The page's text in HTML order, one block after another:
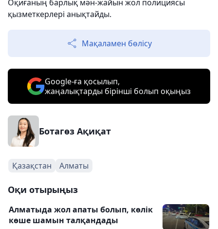
Оқиғаның барлық мән-жайын жол полициясы
қызметкерлері анықтайды.
Мақаламен бөлісу
Google-ға қосылып,
жаңалықтарды бірінші болып оқыңыз
Ботагөз Ақиқат
Қазақстан Алматы
Оқи отырыңыз
Алматыда жол апаты болып, көлік
көше шамын талқандады